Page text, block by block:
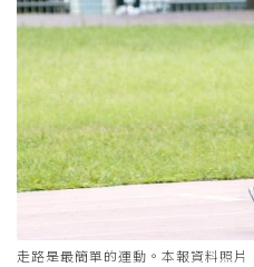
走路是最簡單的運動。本報資料照片